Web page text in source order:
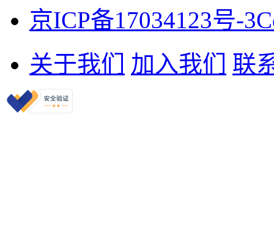
京ICP备17034123号-3
关于我们
加入我们 联